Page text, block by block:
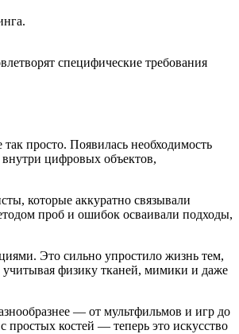
специфические требования
просто. Появилась необходимость
внутри цифровых объектов,
которые аккуратно связывали
проб и ошибок осваивали подходы,
Это сильно упростило жизнь тем,
физику тканей, мимики и даже
— от мультфильмов и игр до
простых костей — теперь это искусство